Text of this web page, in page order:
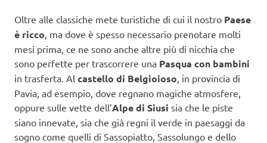
Oltre alle classiche mete turistiche di cui il nostro Paese
è ricco , ma dove è spesso necessario prenotare molti
mesi prima, ce ne sono anche altre più di nicchia che
sono perfette per trascorrere una Pasqua con bambini
in trasferta. Al castello di Belgioioso , in provincia di
Pavia, ad esempio, dove regnano magiche atmosfere,
oppure sulle vette dell’Alpe di Siusi sia che le piste
siano innevate, sia che già regni il verde in paesaggi da
sogno come quelli di Sassopiatto, Sassolungo e dello